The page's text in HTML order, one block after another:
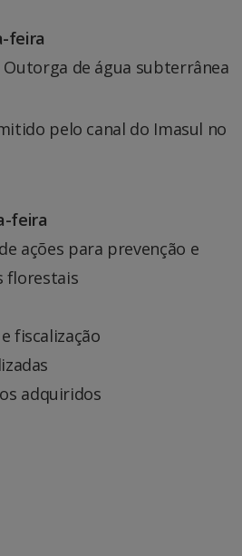
feira
Outorga de água subterrânea
pelo canal do Imasul no
feira
ações para prevenção e
florestais